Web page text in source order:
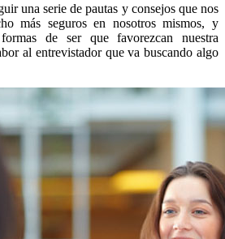
una serie de pautas y consejos que nos
más seguros en nosotros mismos, y
de ser que favorezcan nuestra
al entrevistador que va buscando algo